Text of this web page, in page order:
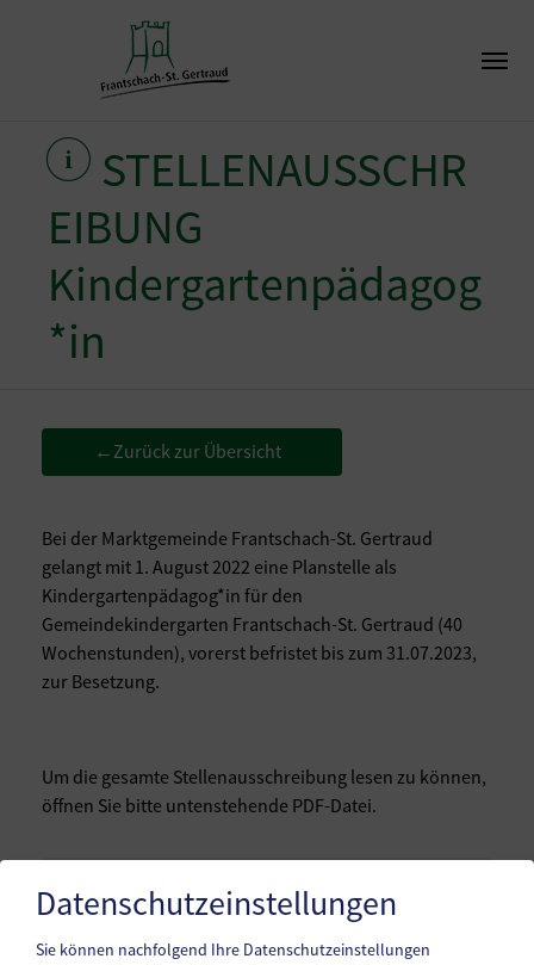
STELLENAUSSCHR
EIBUNG
Kindergartenpädagog
*in
←Zurück zur Übersicht
Bei der Marktgemeinde Frantschach-St. Gertraud
gelangt mit 1. August 2022 eine Planstelle als
Kindergartenpädagog*in für den
Gemeindekindergarten Frantschach-St. Gertraud (40
Wochenstunden), vorerst befristet bis zum 31.07.2023,
zur Besetzung.
Um die gesamte Stellenausschreibung lesen zu können,
öffnen Sie bitte untenstehende PDF-Datei.
Stellenausschreibung (PDF)
Datenschutzeinstellungen
Sie können nachfolgend Ihre Datenschutzeinstellungen